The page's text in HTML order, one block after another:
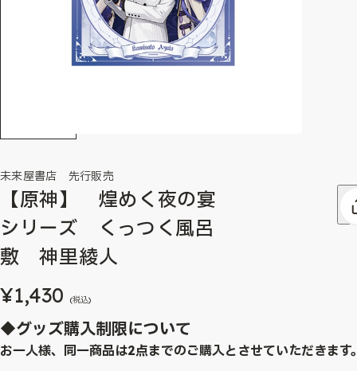
未来屋書店 先行販売
【原神】 煌めく夜の宴
シリーズ くっつく風呂
敷 神里綾人
¥1,430 (税込)
◆グッズ購入制限について
お一人様、同一商品は2点までのご購入とさせていただきます